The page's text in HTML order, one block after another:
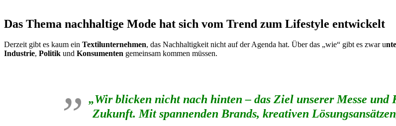
Das Thema nachhaltige Mode hat sich vom Trend zum Lifestyle entwickelt
Derzeit gibt es kaum ein Textilunternehmen, das Nachhaltigkeit nicht auf der Agenda hat. Über das „wie“ gibt es zwar u
Industrie, Politik und Konsumenten gemeinsam kommen müssen.
„Wir blicken nicht nach hinten – das Ziel unserer Messe und
Zukunft. Mit spannenden Brands, kreativen